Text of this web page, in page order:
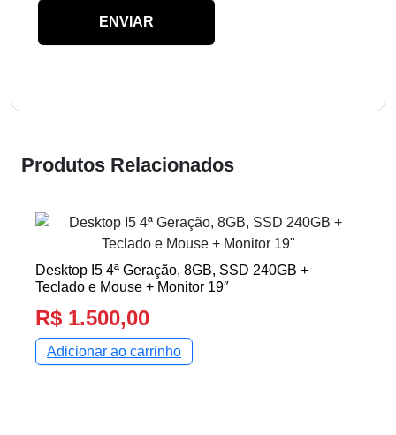
Produtos Relacionados
Desktop I5 4ª Geração, 8GB, SSD 240GB +
Teclado e Mouse + Monitor 19″
R$ 1.500,00
Adicionar ao carrinho